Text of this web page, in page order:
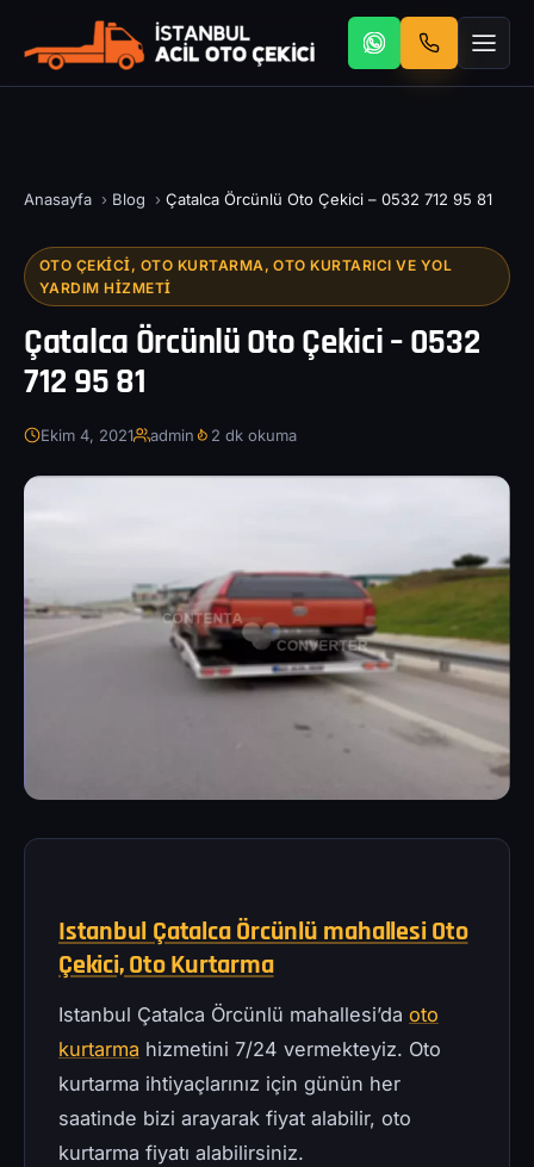
Anasayfa › Blog › Çatalca Örcünlü Oto Çekici – 0532 712 95 81
OTO ÇEKICI, OTO KURTARMA, OTO KURTARICI VE YOL
YARDIM HIZMETI
Çatalca Örcünlü Oto Çekici – 0532
712 95 81
Ekim 4, 2021 admin 2 dk okuma
Istanbul Çatalca Örcünlü mahallesi Oto
Çekici, Oto Kurtarma
Istanbul Çatalca Örcünlü mahallesi’da oto
kurtarma hizmetini 7/24 vermekteyiz. Oto
kurtarma ihtiyaçlarınız için günün her
saatinde bizi arayarak fiyat alabilir, oto
kurtarma fiyatı alabilirsiniz.